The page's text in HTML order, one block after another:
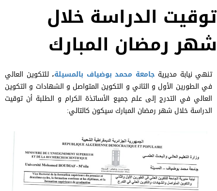
توقيت الدراسة خلال
شهر رمضان المبارك
تنهي نيابة مديرية جامعة محمد بوضياف بالمسيلة، للتكوين العالي
في الطورين الأول و الثاني و التكوين المتواصل و الشهادات و التكوين
العالي في التدرج إلى علم جميع الأساتذة الكرام و الطلبة أن توقيت
الدراسة خلال شهر رمضان المبارك سيكون كالتالي: